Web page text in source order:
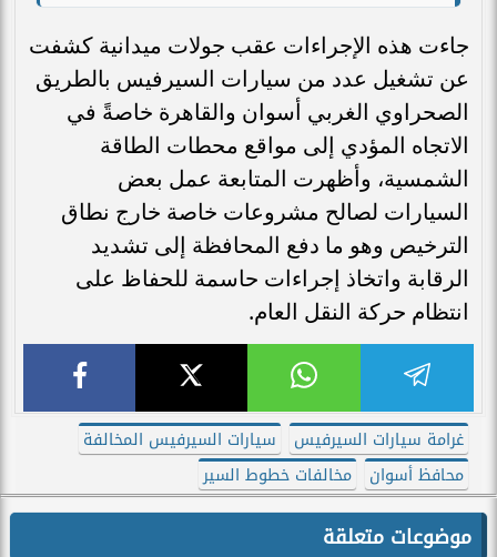
جاءت هذه الإجراءات عقب جولات ميدانية كشفت
عن تشغيل عدد من سيارات السيرفيس بالطريق
الصحراوي الغربي أسوان والقاهرة خاصةً في
الاتجاه المؤدي إلى مواقع محطات الطاقة
الشمسية، وأظهرت المتابعة عمل بعض
السيارات لصالح مشروعات خاصة خارج نطاق
الترخيص وهو ما دفع المحافظة إلى تشديد
الرقابة واتخاذ إجراءات حاسمة للحفاظ على
انتظام حركة النقل العام.
غرامة سيارات السيرفيس
سيارات السيرفيس المخالفة
محافظ أسوان
مخالفات خطوط السير
موضوعات متعلقة